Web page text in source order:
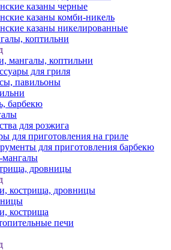
казаны черные
казаны комби-никель
казаны никелированные
коптильни
мангалы, коптильни
для гриля
павильоны
барбекю
для розжига
для приготовления на гриле
для приготовления барбекю
мангалы
дровницы
кострища, дровницы
кострища
печи